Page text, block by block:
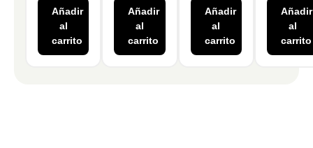
Añadir
al
carrito
Añadir
al
carrito
Añadir
al
carrito
Añadir
al
carrito